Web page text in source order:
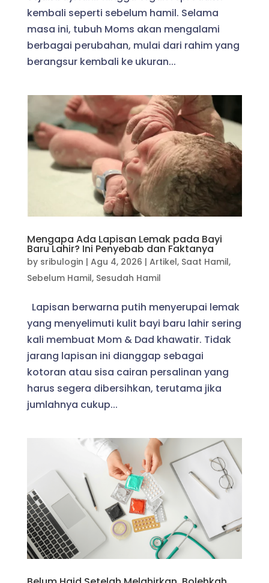
kembali seperti sebelum hamil. Selama
masa ini, tubuh Moms akan mengalami
berbagai perubahan, mulai dari rahim yang
berangsur kembali ke ukuran...
Mengapa Ada Lapisan Lemak pada Bayi
Baru Lahir? Ini Penyebab dan Faktanya
by sribulogin | Agu 4, 2026 | Artikel, Saat Hamil,
Sebelum Hamil, Sesudah Hamil
Lapisan berwarna putih menyerupai lemak
yang menyelimuti kulit bayi baru lahir sering
kali membuat Mom & Dad khawatir. Tidak
jarang lapisan ini dianggap sebagai
kotoran atau sisa cairan persalinan yang
harus segera dibersihkan, terutama jika
jumlahnya cukup...